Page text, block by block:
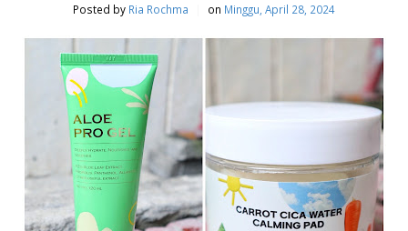
Posted by Ria Rochma on Minggu, April 28, 2024